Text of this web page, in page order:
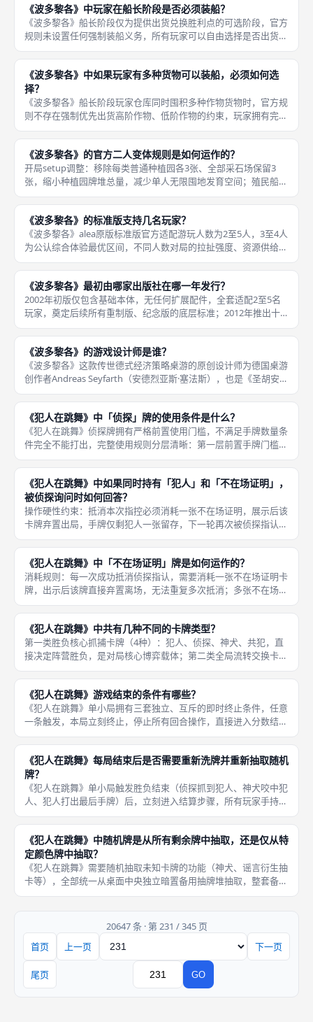
至码头专
《波多黎各》中玩家在船长阶段是否必须装船？
《波多黎各》船长阶段仅为提供出货兑换胜利点的可选阶段，官方
规则未设置任何强制装船义务，所有玩家可以自由选择是否出货，
即便仓库囤积大量高价值作物，也能主动放弃本轮装船操作。放弃
出货的核心策略价值分为两类，其一规避内卷竞争，多人满配局高
阶作物空
《波多黎各》中如果玩家有多种货物可以装船，必须如何选
择？
《波多黎各》船长阶段玩家仓库同时囤积多种作物货物时，官方规
则不存在强制优先出货高阶作物、低阶作物的约束，玩家拥有完全
自主选择权，但装载操作受公共船舶硬性限制。桌面三艘公共货船
每一艘只能存放单一品类货物，已经装入某类货物的船舶，本轮全
程无法再
《波多黎各》的官方二人变体规则是如何运作的？
开局setup调整：移除每类普通种植园各3张、全部采石场保留3
张，缩小种植园牌堆总量，减少单人无限囤地发育空间；殖民船拓
荒者每轮仅投放4名拓荒者，标准多人局投放6至8人，大幅收紧工
人供给，逼迫双人互相争夺市长角色卡位；公共三艘货船永久锁定
两
《波多黎各》的标准版支持几名玩家？
《波多黎各》alea原版标准版官方适配游玩人数为2至5人，3至4人
为公认综合体验最优区间，不同人数对局的拉扯强度、资源供给节
奏、角色卡位博弈难度分层清晰。3至4人局是线下成都桌游聚会首
选，每轮角色选择争夺激烈，种植园、拓荒者、船舶资源供给均
《波多黎各》最初由哪家出版社在哪一年发行？
2002年初版仅包含基础本体，无任何扩展配件，全套适配2至5名
玩家，奠定后续所有重制版、纪念版的底层标准；2012年推出十
周年纪念版依旧由alea发行，增补收纳、升级木质拓荒者模型；
2022至2023年Ravensburger独立推出《波多
《波多黎各》的游戏设计师是谁？
《波多黎各》这款传世德式经济策略桌游的原创设计师为德国桌游
创作者Andreas Seyfarth（安德烈亚斯·塞法斯），也是《圣胡安》
《路易十四》等经典德式桌游的核心设计者，2002年推出本作后
直接改写德式策略设计风向，奠定「可变阶段顺序」
《犯人在跳舞》中「侦探」牌的使用条件是什么？
《犯人在跳舞》侦探牌拥有严格前置使用门槛，不满足手牌数量条
件完全不能打出，完整使用规则分层清晰：第一层前置手牌门槛，
玩家自身回合想要打出侦探牌，当前手牌总数必须等于3张、2张或
1张（≤3张），初始4张完整手牌时禁止打出侦探，防止开局过早
触发
《犯人在跳舞》中如果同时持有「犯人」和「不在场证明」，
被侦探询问时如何回答？
操作硬性约束：抵消本次指控必须消耗一张不在场证明，展示后该
卡牌弃置出局，手牌仅剩犯人一张留存，下一轮再次被侦探指认则
无防御手段，必须如实承认持有犯人，侦探阵营直接胜利。《犯人
在跳舞》玩家手牌同时持有犯人牌与不在场证明牌，遭遇其他玩家
侦探牌指
《犯人在跳舞》中「不在场证明」牌是如何运作的？
消耗规则：每一次成功抵消侦探指认，需要消耗一张不在场证明卡
牌，出示后该牌直接弃置离场，无法重复多次抵消；多张不在场证
明可叠加留存手牌，应对多轮侦探指控，每轮抵消消耗一张；仅针
对侦探抓捕生效，无法抵消神犬抽中犯人、犯人最后手牌打出两类
胜负终止
《犯人在跳舞》中共有几种不同的卡牌类型？
第一类胜负核心抓捕卡牌（4种）：犯人、侦探、神犬、共犯，直
接决定阵营胜负，是对局核心博弈载体；第二类全局流转交换卡牌
（3种）：情报交换、谣言、交易，强制全体/双人传递手牌，制造
犯人不停流转跳舞；第三类单人信息查看、干扰卡牌（4种）：第
一发现
《犯人在跳舞》游戏结束的条件有哪些？
《犯人在跳舞》单小局拥有三套独立、互斥的即时终止条件，任意
一条触发，本局立刻终止，停止所有回合操作，直接进入分数结
算，无额外缓冲回合，三套结束条件分属两大阵营胜负判定，逻辑
清晰无歧义。第一，好人阵营胜利触发：玩家打出侦探牌，指认目
标玩家手中
《犯人在跳舞》每局结束后是否需要重新洗牌并重新抽取随机
牌？
《犯人在跳舞》单小局触发胜负结束（侦探抓到犯人、神犬咬中犯
人、犯人打出最后手牌）后，立刻进入结算步骤，所有玩家手持手
牌、本局打出弃置在弃牌区的卡牌、桌面剩余备用随机抽牌堆全部
统一回收，混合放入牌盒完整洗牌，无保留手牌、留存备用堆的规
则，每一
《犯人在跳舞》中随机牌是从所有剩余牌中抽取，还是仅从特
定颜色牌中抽取？
《犯人在跳舞》需要随机抽取未知卡牌的功能（神犬、谣言衍生抽
卡等），全部统一从桌面中央独立暗置备用抽牌堆抽取，整套备用
堆是开局分发4张手牌后剩下的全部未发卡牌，所有备用卡牌混合
20647 条 · 第 231 / 345 页
首页
上一页 下一页
尾页 GO